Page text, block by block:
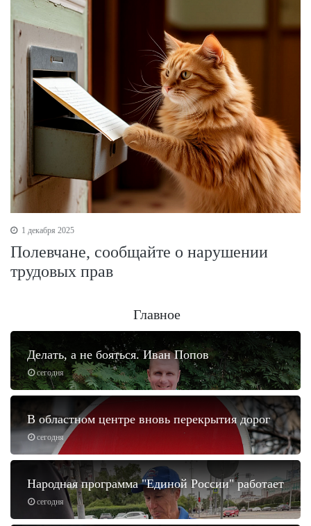
1 декабря 2025
Полевчане, сообщайте о нарушении
трудовых прав
Главное
сегодня
Делать, а не бояться. Иван Попов
сегодня
В областном центре вновь перекрытия дорог
сегодня
Народная программа "Единой России" работает